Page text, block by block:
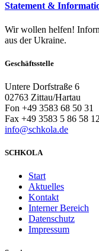
Statement &
Wir wollen helfen!
aus der Ukraine.
Geschäftsstelle
Untere Dorfstraße 6
02763 Zittau/Hartau
Fon +49 3583 68 50 31
Fax +49 3583 5 86 58 12
info@schkola.de
SCHKOLA
Start
Aktuelles
Kontakt
Interner Bereich
Datenschutz
Impressum